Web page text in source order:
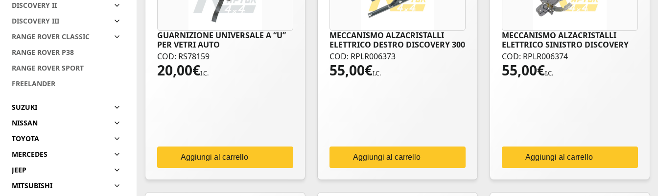
DISCOVERY II
DISCOVERY III
RANGE ROVER CLASSIC
RANGE ROVER P38
RANGE ROVER SPORT
FREELANDER
SUZUKI
NISSAN
TOYOTA
MERCEDES
JEEP
MITSUBISHI
GUARNIZIONE UNIVERSALE A “U”
PER VETRI AUTO
COD: RS78159
20,00€I.C.
Aggiungi al carrello
MECCANISMO ALZACRISTALLI
ELETTRICO DESTRO DISCOVERY 300
TDi – Td5
COD: RPLR006373
55,00€I.C.
Aggiungi al carrello
MECCANISMO ALZACRISTALLI
ELETTRICO SINISTRO DISCOVERY
300 TDI – TD5
COD: RPLR006374
55,00€I.C.
Aggiungi al carrello